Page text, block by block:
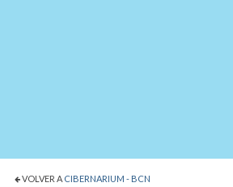
VOLVER A CIBERNARIUM - BCN